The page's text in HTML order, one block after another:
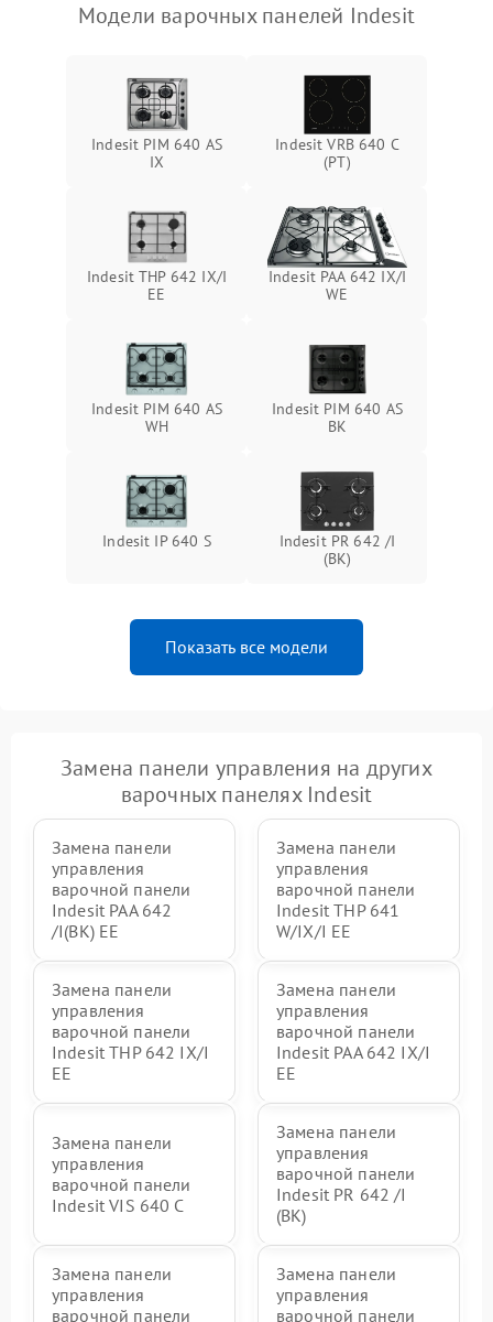
Модели варочных панелей Indesit
Indesit PIM 640 AS
IX
Indesit VRB 640 C
(PT)
Indesit THP 642 IX/I
EE
Indesit PAA 642 IX/I
WE
Indesit PIM 640 AS
WH
Indesit PIM 640 AS
BK
Indesit IP 640 S
Indesit PR 642 /I
(BK)
Показать все модели
Замена панели управления на других
варочных панелях Indesit
Замена панели
управления
варочной панели
Indesit PAA 642
/I(BK) EE
Замена панели
управления
варочной панели
Indesit THP 641
W/IX/I EE
Замена панели
управления
варочной панели
Indesit THP 642 IX/I
EE
Замена панели
управления
варочной панели
Indesit PAA 642 IX/I
EE
Замена панели
управления
варочной панели
Indesit VIS 640 C
Замена панели
управления
варочной панели
Indesit PR 642 /I
(BK)
Замена панели
управления
варочной панели
Замена панели
управления
варочной панели